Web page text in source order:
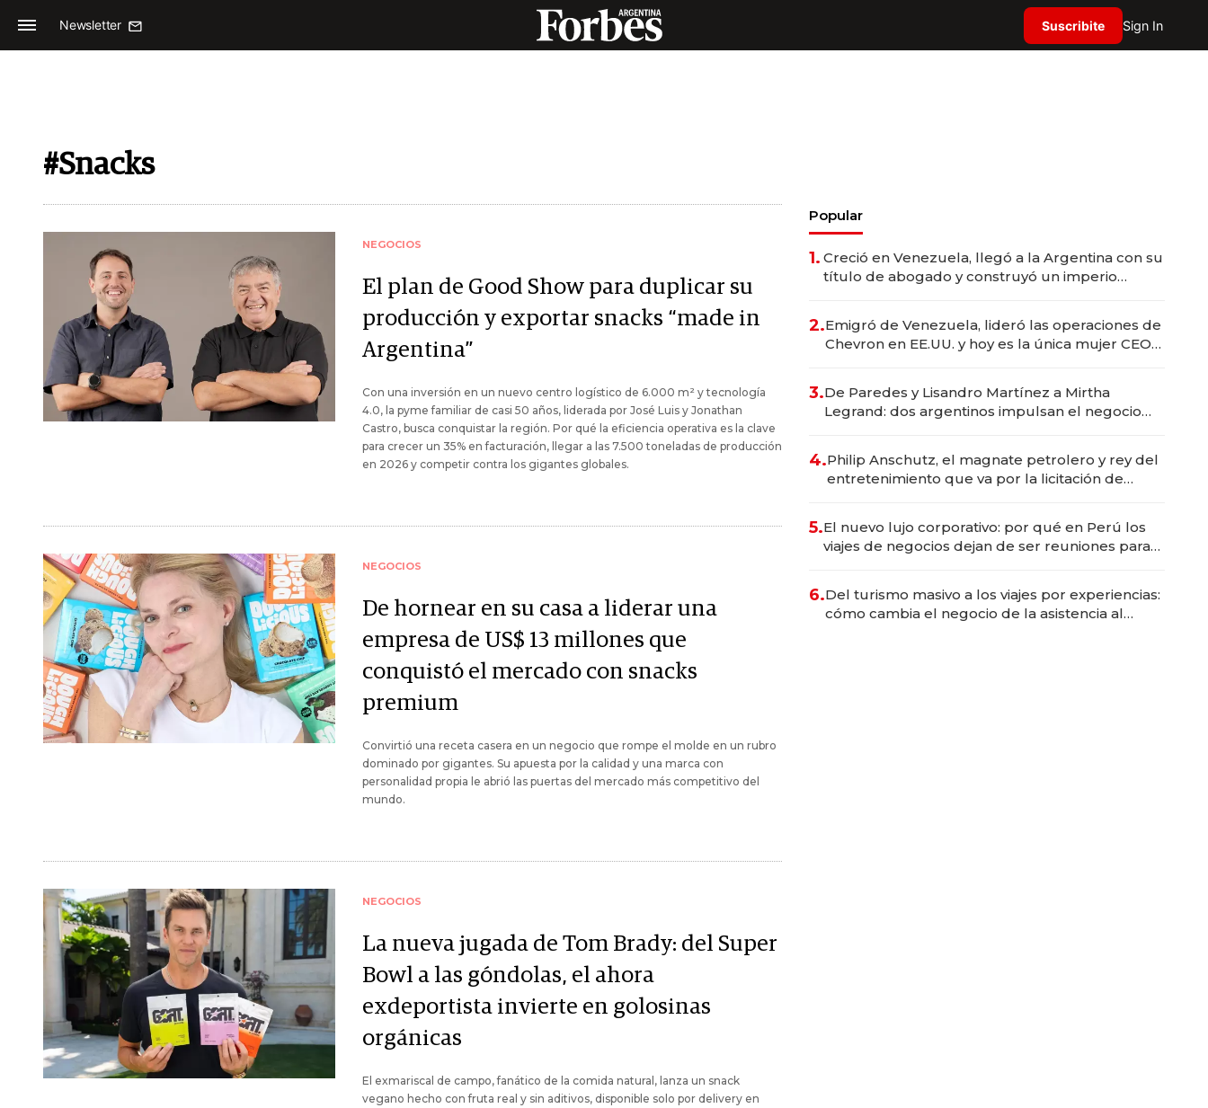
Newsletter Suscribite Sign In
#Snacks
NEGOCIOS
El plan de Good Show para duplicar su
producción y exportar snacks “made in
Argentina”
Con una inversión en un nuevo centro logístico de 6.000 m² y tecnología
4.0, la pyme familiar de casi 50 años, liderada por José Luis y Jonathan
Castro, busca conquistar la región. Por qué la eficiencia operativa es la clave
para crecer un 35% en facturación, llegar a las 7.500 toneladas de producción
en 2026 y competir contra los gigantes globales.
NEGOCIOS
De hornear en su casa a liderar una
empresa de US$ 13 millones que
conquistó el mercado con snacks
premium
Convirtió una receta casera en un negocio que rompe el molde en un rubro
dominado por gigantes. Su apuesta por la calidad y una marca con
personalidad propia le abrió las puertas del mercado más competitivo del
mundo.
NEGOCIOS
La nueva jugada de Tom Brady: del Super
Bowl a las góndolas, el ahora
exdeportista invierte en golosinas
orgánicas
El exmariscal de campo, fanático de la comida natural, lanza un snack
vegano hecho con fruta real y sin aditivos, disponible solo por delivery en
Popular
1. Creció en Venezuela, llegó a la Argentina con su
título de abogado y construyó un imperio
2.Emigró de Venezuela, lideró las operaciones de
Chevron en EE.UU. y hoy es la única mujer CEO
3.De Paredes y Lisandro Martínez a Mirtha
Legrand: dos argentinos impulsan el negocio
4.Philip Anschutz, el magnate petrolero y rey del
entretenimiento que va por la licitación de
5.El nuevo lujo corporativo: por qué en Perú los
viajes de negocios dejan de ser reuniones para
6.Del turismo masivo a los viajes por experiencias:
cómo cambia el negocio de la asistencia al